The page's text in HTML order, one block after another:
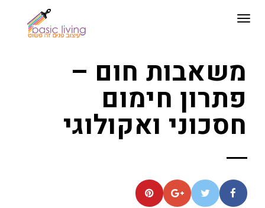
תפריט
משאבות חום –
פתרון חימום
חסכוני ואקולוגי